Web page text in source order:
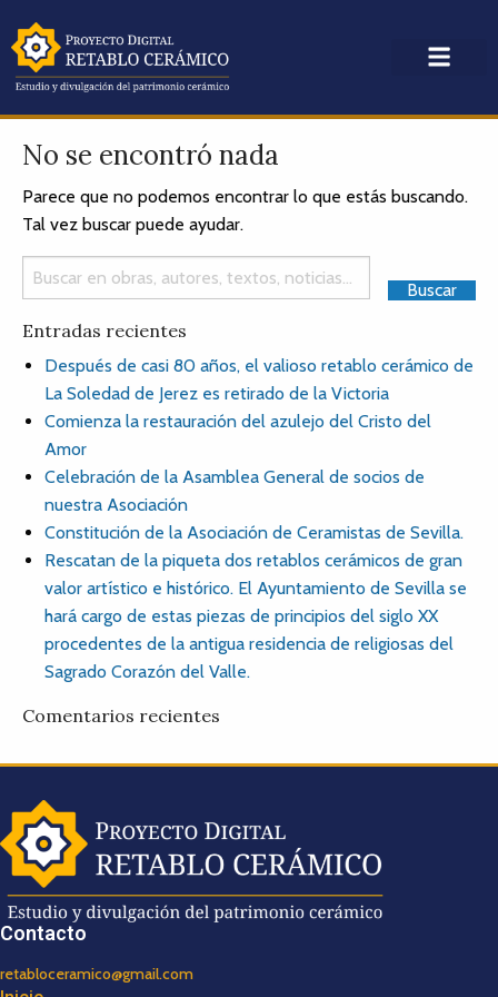
No se encontró nada
Parece que no podemos encontrar lo que estás buscando.
Tal vez buscar puede ayudar.
Entradas recientes
Después de casi 80 años, el valioso retablo cerámico de
La Soledad de Jerez es retirado de la Victoria
Comienza la restauración del azulejo del Cristo del
Amor
Celebración de la Asamblea General de socios de
nuestra Asociación
Constitución de la Asociación de Ceramistas de Sevilla.
Rescatan de la piqueta dos retablos cerámicos de gran
valor artístico e histórico. El Ayuntamiento de Sevilla se
hará cargo de estas piezas de principios del siglo XX
procedentes de la antigua residencia de religiosas del
Sagrado Corazón del Valle.
Comentarios recientes
Contacto
retabloceramico@gmail.com